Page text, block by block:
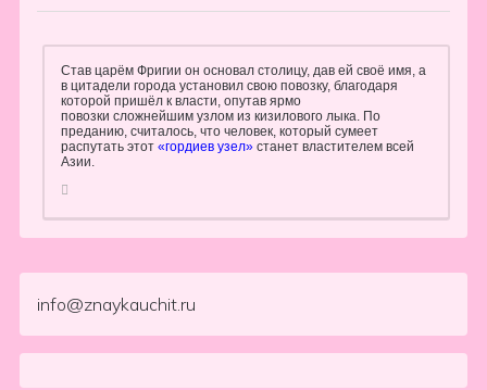
Став царём Фригии он основал столицу, дав ей своё имя, а
в цитадели города установил свою повозку, благодаря
которой пришёл к власти, опутав ярмо
повозки сложнейшим узлом из кизилового лыка. По
преданию, считалось, что человек, который сумеет
распутать этот «гордиев узел» станет властителем всей
Азии.
info@znaykauchit.ru